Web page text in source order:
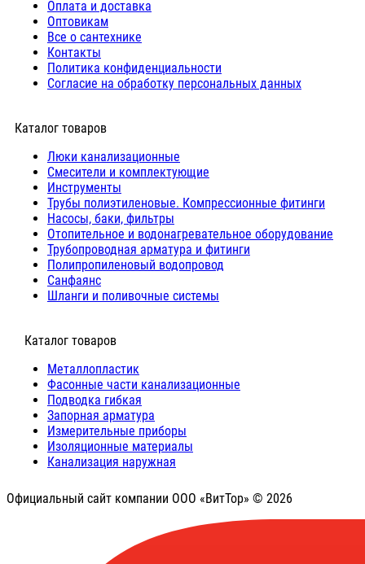
Оплата и доставка
Оптовикам
Все о сантехнике
Контакты
Политика конфиденциальности
Согласие на обработку персональных данных
Каталог товаров
Люки канализационные
Cмесители и комплектующие
Инструменты
Трубы полиэтиленовые. Компрессионные фитинги
Насосы, баки, фильтры
Отопительное и водонагревательное оборудование
Трубопроводная арматура и фитинги
Полипропиленовый водопровод
Санфаянс
Шланги и поливочные системы
⠀Каталог товаров
Металлопластик
Фасонные части канализационные
Подводка гибкая
Запорная арматура
Измерительные приборы
Изоляционные материалы
Канализация наружная
Официальный сайт компании ООО «ВитТор» © 2026